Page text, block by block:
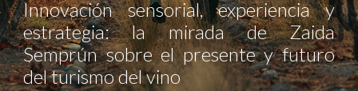
Innovación sensorial, experiencia y
estrategia: la mirada de Zaida
Semprún sobre el presente y futuro
del turismo del vino